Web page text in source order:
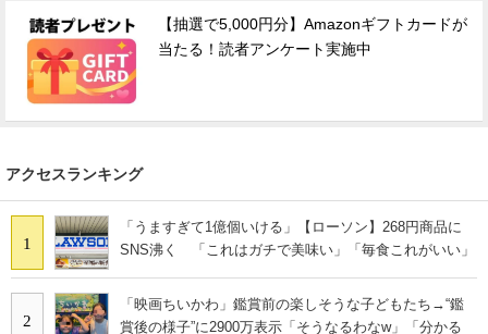
【抽選で5,000円分】Amazonギフトカードが
当たる！読者アンケート実施中
アクセスランキング
1
「うますぎて1億個いける」【ローソン】268円商品に
SNS沸く 「これはガチで美味い」「毎食これがいい」
2
「映画ちいかわ」鑑賞前の楽しそうな子どもたち→“鑑
賞後の様子”に2900万表示「そうなるわなw」「分かる